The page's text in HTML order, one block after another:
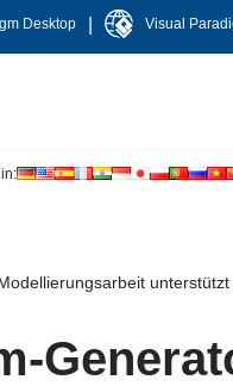
Desktop Visual
unterstützt